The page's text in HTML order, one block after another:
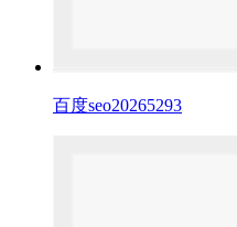
百度seo20265293